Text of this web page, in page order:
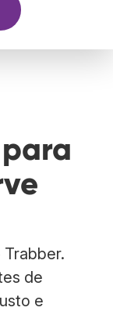
Trabber.
de
e